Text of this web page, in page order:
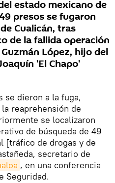
estado mexicano de
presos se fugaron
Cualicán, tras
de la fallida operación
López, hijo del
'El Chapo'
se dieron a la fuga,
reaprehensión de
se localizaron
de búsqueda de 49
[tráfico de drogas y de
secretario de
, en una conferencia
Seguridad.